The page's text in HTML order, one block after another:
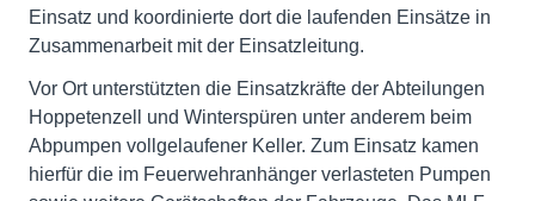
Einsatz und koordinierte dort die laufenden Einsätze in
Zusammenarbeit mit der Einsatzleitung.
Vor Ort unterstützten die Einsatzkräfte der Abteilungen
Hoppetenzell und Winterspüren unter anderem beim
Abpumpen vollgelaufener Keller. Zum Einsatz kamen
hierfür die im Feuerwehranhänger verlasteten Pumpen